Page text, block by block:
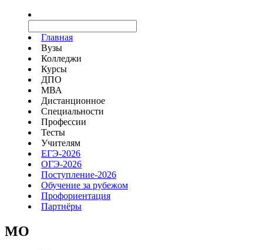
Главная
Вузы
Колледжи
Курсы
ДПО
МВА
Дистанционное
Специальности
Профессии
Тесты
Учителям
ЕГЭ-2026
ОГЭ-2026
Поступление-2026
Обучение за рубежом
Профориентация
Партнёры
MO